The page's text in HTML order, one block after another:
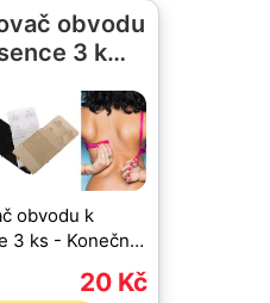
obvodu
3 k…
obvodu k
3 ks - Konečn…
20 Kč